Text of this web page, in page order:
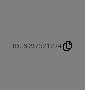
ID: 8097521274